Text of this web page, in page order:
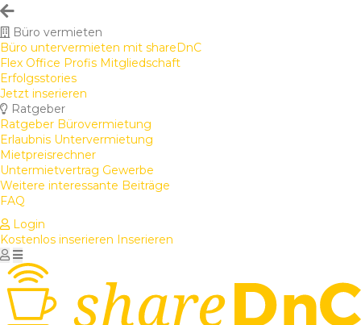
Büro vermieten
Büro untervermieten mit shareDnC
Flex Office Profis Mitgliedschaft
Erfolgsstories
Jetzt inserieren
Ratgeber
Ratgeber Bürovermietung
Erlaubnis Untervermietung
Mietpreisrechner
Untermietvertrag Gewerbe
Weitere interessante Beiträge
FAQ
Login
Kostenlos inserieren Inserieren